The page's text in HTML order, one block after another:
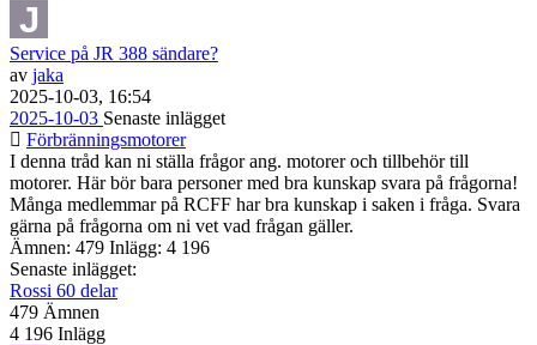
Service på JR 388 sändare?
av jaka
2025-10-03, 16:54
2025-10-03 Senaste inlägget
Förbränningsmotorer
I denna tråd kan ni ställa frågor ang. motorer och tillbehör till
motorer. Här bör bara personer med bra kunskap svara på frågorna!
Många medlemmar på RCFF har bra kunskap i saken i fråga. Svara
gärna på frågorna om ni vet vad frågan gäller.
Ämnen: 479 Inlägg: 4 196
Senaste inlägget:
Rossi 60 delar
479 Ämnen
4 196 Inlägg